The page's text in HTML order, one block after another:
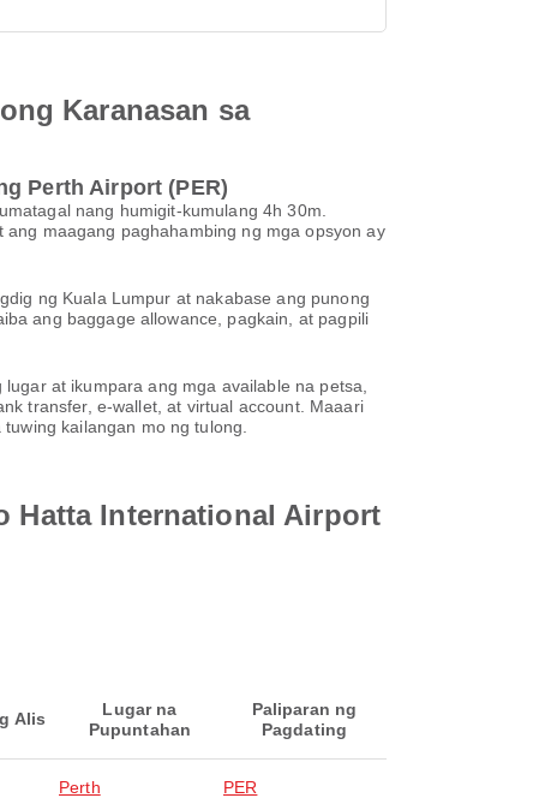
Karanasan sa
Perth Airport (PER)
nang humigit-kumulang 4h 30m.
maagang paghahambing ng mga opsyon ay
ng Kuala Lumpur at nakabase ang punong
ang baggage allowance, pagkain, at pagpili
at ikumpara ang mga available na petsa,
transfer, e-wallet, at virtual account. Maaari
kailangan mo ng tulong.
Hatta International Airport
Alis
Lugar na
Pupuntahan
Paliparan ng
Pagdating
Perth PER